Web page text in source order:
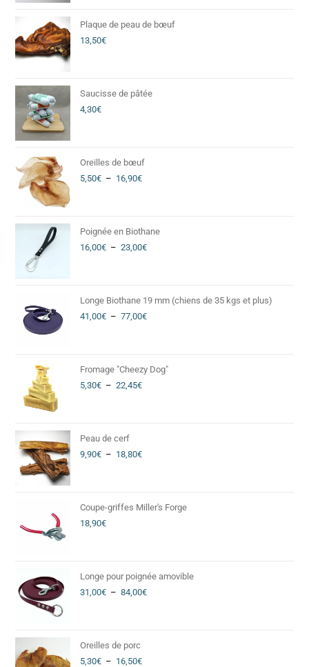
Plaque de peau de bœuf
13,50€
Saucisse de pâtée
4,30€
Oreilles de bœuf
5,50€ – 16,90€
Poignée en Biothane
16,00€ – 23,00€
Longe Biothane 19 mm (chiens de 35 kgs et plus)
41,00€ – 77,00€
Fromage "Cheezy Dog"
5,30€ – 22,45€
Peau de cerf
9,90€ – 18,80€
Coupe-griffes Miller's Forge
18,90€
Longe pour poignée amovible
31,00€ – 84,00€
Oreilles de porc
5,30€ – 16,50€